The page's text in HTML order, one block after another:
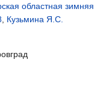
областная зимняя
Кузьмина Я.С.